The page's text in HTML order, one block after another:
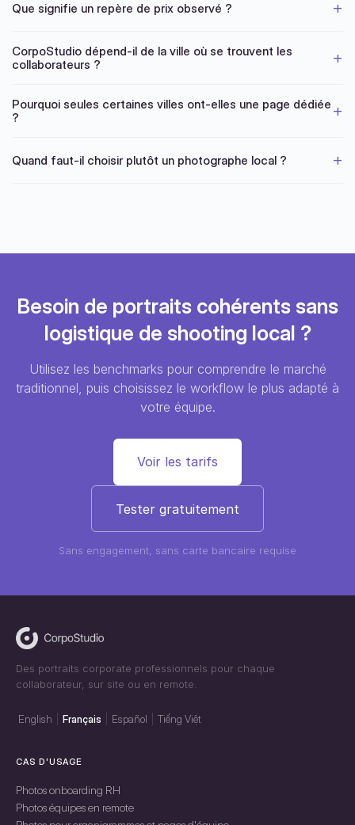
Que signifie un repère de prix observé ?
CorpoStudio dépend-il de la ville où se trouvent les
collaborateurs ?
Pourquoi seules certaines villes ont-elles une page dédiée
?
Quand faut-il choisir plutôt un photographe local ?
Besoin de portraits cohérents sans
logistique de shooting local ?
Utilisez les benchmarks pour comprendre le marché
traditionnel, puis choisissez le workflow le plus adapté à
votre équipe.
Voir les tarifs
Tester gratuitement
Sans engagement, sans carte bancaire requise
Des portraits corporate professionnels pour chaque
collaborateur, sur site ou en remote.
English Français Español Tiếng Việt
CAS D'USAGE
Photos onboarding RH
Photos équipes en remote